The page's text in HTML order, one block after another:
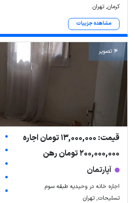
کرمان, تهران
مشاهده جزییات
4 تصویر
قیمت: 13,000,000 تومان اجاره
200,000,000 تومان رهن
آپارتمان
اجاره خانه در وحیدیه طبقه سوم
تسلیحات, تهران